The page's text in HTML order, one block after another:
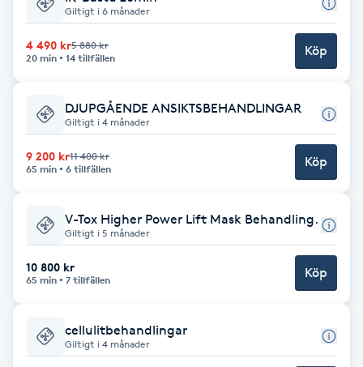
Babylights
Balayage
Bambumassage
Barber
Blowout
Bottenfärg
Giltigt i 6 månader
4 490 kr5 880 kr
20 min
14 tillfällen Köp
DJUPGÅENDE ANSIKTSBEHANDLINGAR
Giltigt i 4 månader
9 200 kr11 400 kr
65 min
6 tillfällen Köp
V-Tox Higher Power Lift Mask Behandling.
Giltigt i 5 månader
10 800 kr
65 min 7 tillfällen Köp
cellulitbehandlingar
Giltigt i 4 månader